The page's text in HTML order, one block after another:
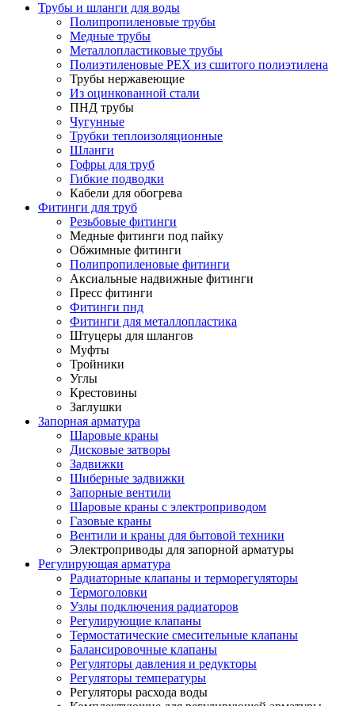
Трубы и шланги для воды
Полипропиленовые трубы
Медные трубы
Металлопластиковые трубы
Полиэтиленовые PEX из сшитого полиэтилена
Трубы нержавеющие
Из оцинкованной стали
ПНД трубы
Чугунные
Трубки теплоизоляционные
Шланги
Гофры для труб
Гибкие подводки
Кабели для обогрева
Фитинги для труб
Резьбовые фитинги
Медные фитинги под пайку
Обжимные фитинги
Полипропиленовые фитинги
Аксиальные надвижные фитинги
Пресс фитинги
Фитинги пнд
Фитинги для металлопластика
Штуцеры для шлангов
Муфты
Тройники
Углы
Крестовины
Заглушки
Запорная арматура
Шаровые краны
Дисковые затворы
Задвижки
Шиберные задвижки
Запорные вентили
Шаровые краны с электроприводом
Газовые краны
Вентили и краны для бытовой техники
Электроприводы для запорной арматуры
Регулирующая арматура
Радиаторные клапаны и терморегуляторы
Термоголовки
Узлы подключения радиаторов
Регулирующие клапаны
Термостатические смесительные клапаны
Балансировочные клапаны
Регуляторы давления и редукторы
Регуляторы температуры
Регуляторы расхода воды